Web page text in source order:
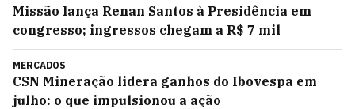
Missão lança Renan Santos à Presidência em
congresso; ingressos chegam a R$ 7 mil
MERCADOS
CSN Mineração lidera ganhos do Ibovespa em
julho: o que impulsionou a ação